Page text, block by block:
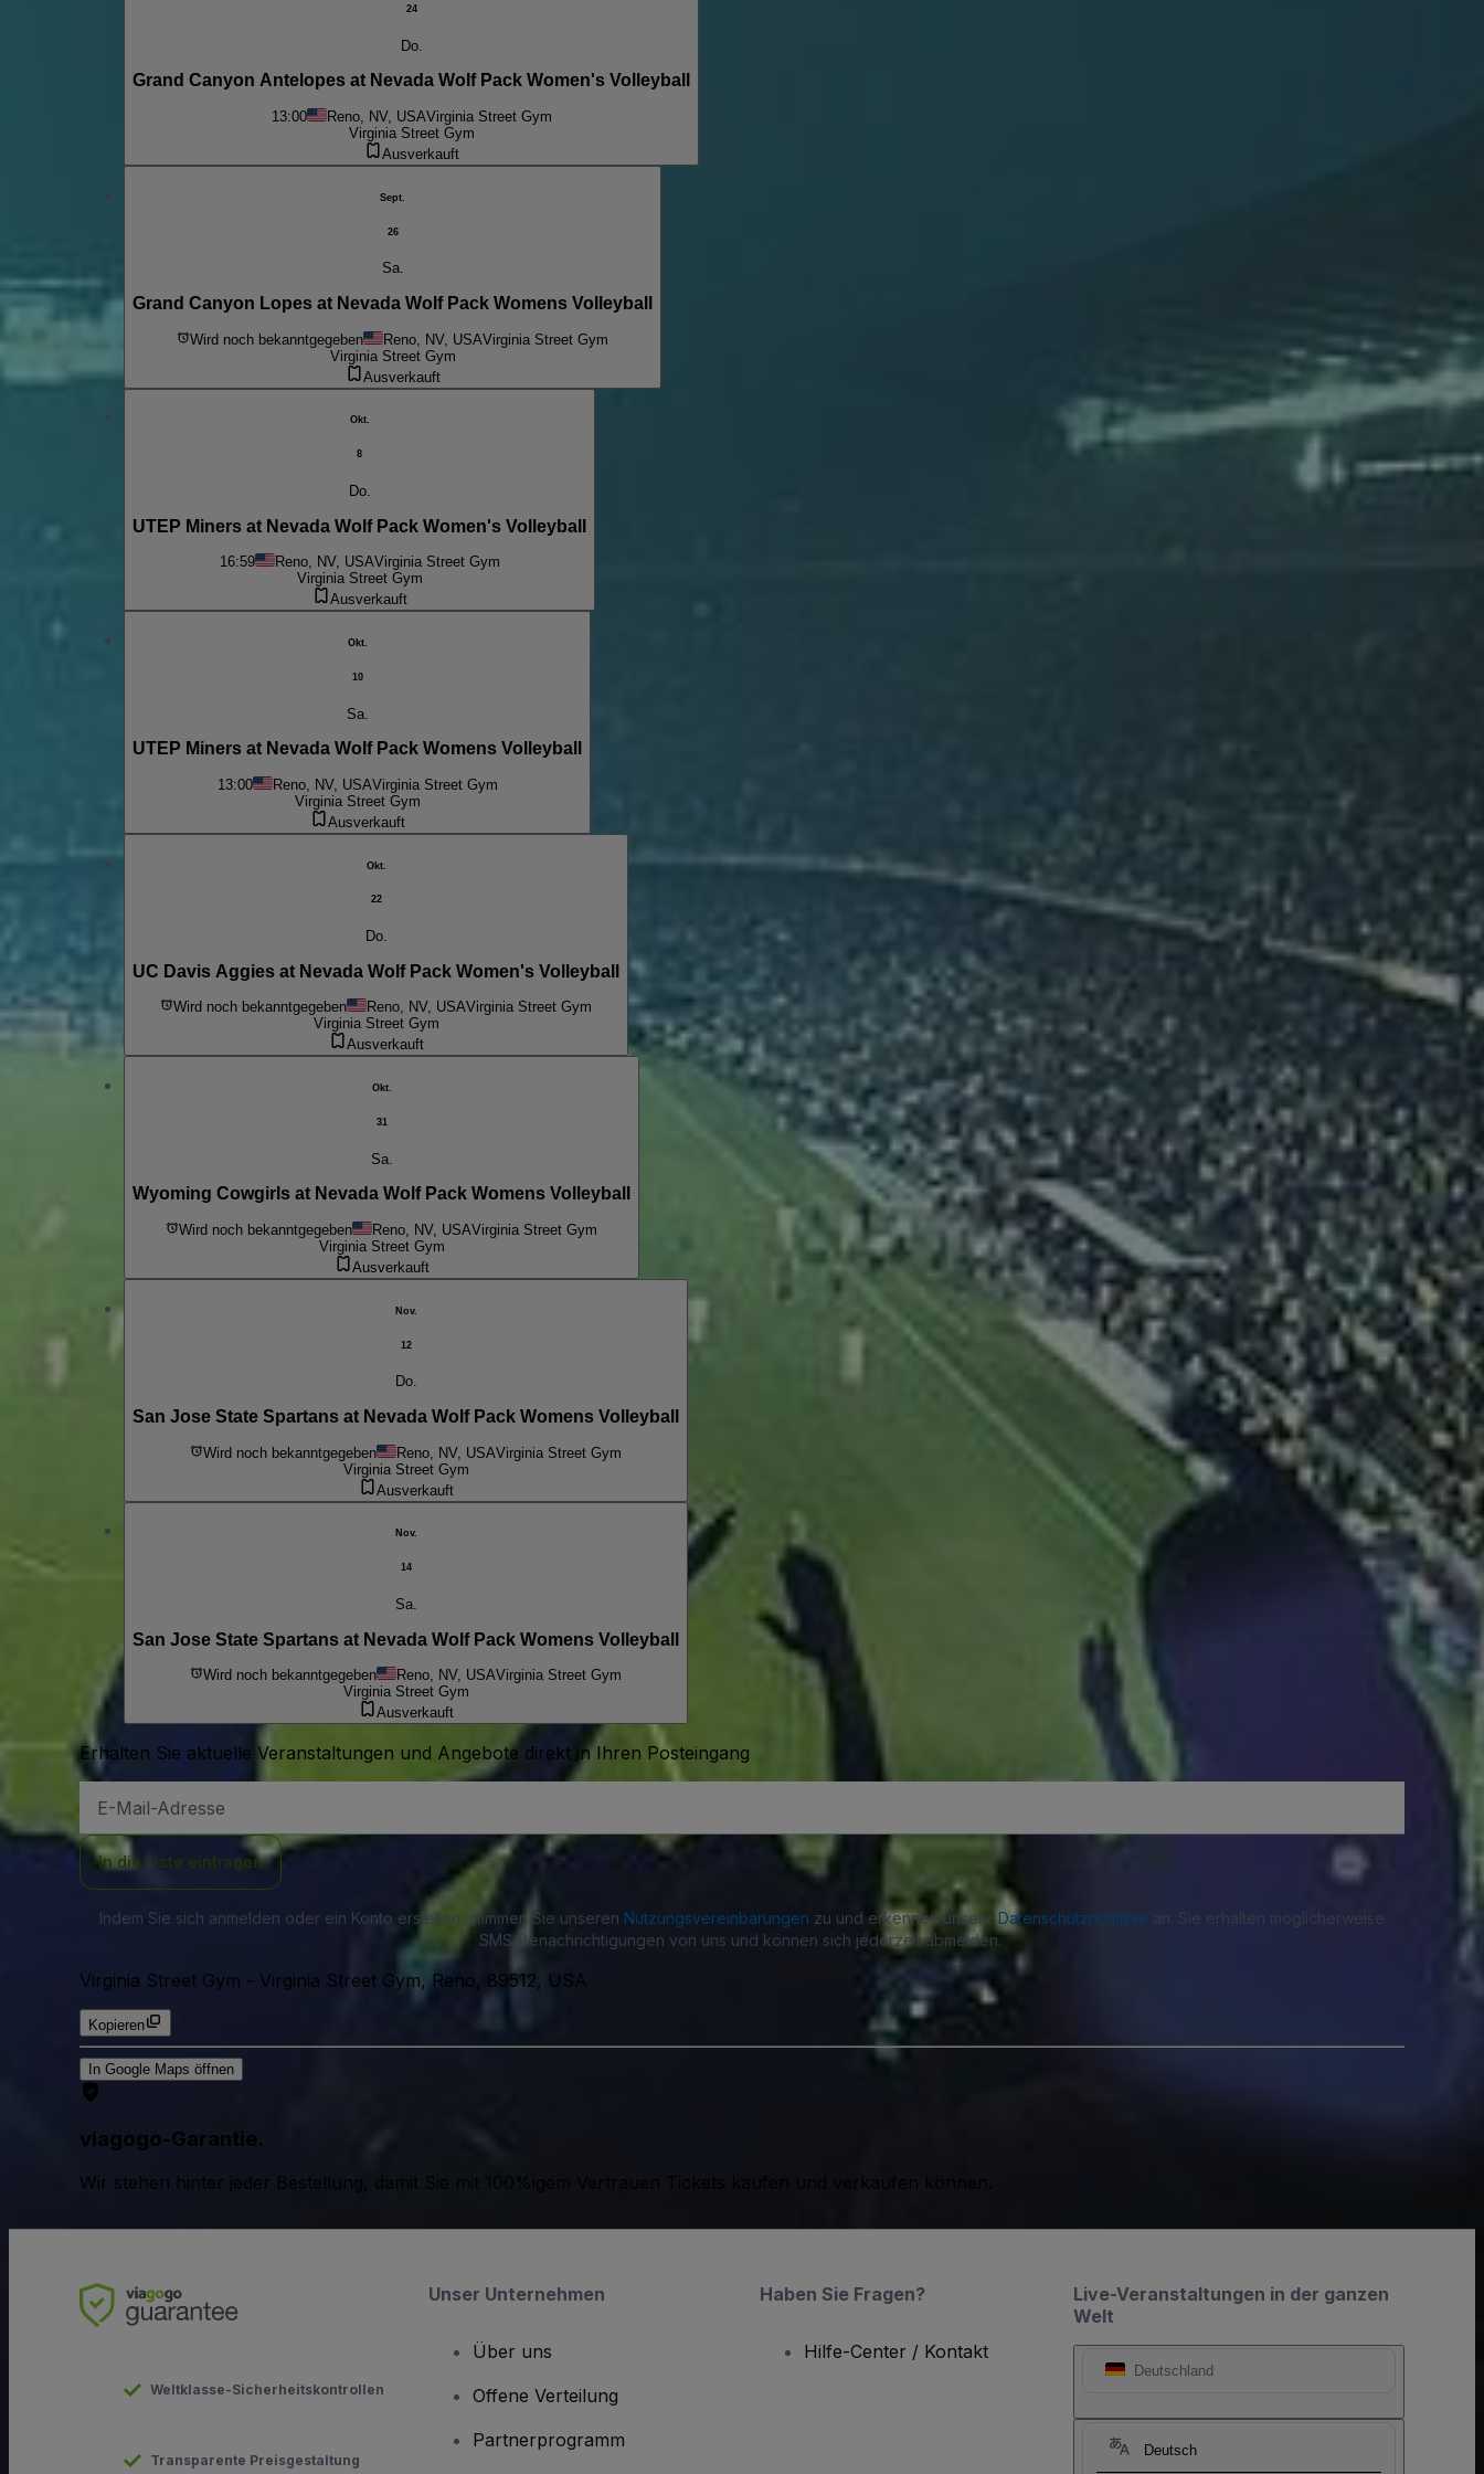
24
Do.
Grand Canyon Antelopes at Nevada Wolf Pack Women's Volleyball
13:00 Reno, NV, USAVirginia Street Gym
Virginia Street Gym
Ausverkauft
Sept.
26
Sa.
Grand Canyon Lopes at Nevada Wolf Pack Womens Volleyball
Wird noch bekanntgegeben Reno, NV, USAVirginia Street Gym
Virginia Street Gym
Ausverkauft
Okt.
8
Do.
UTEP Miners at Nevada Wolf Pack Women's Volleyball
16:59 Reno, NV, USAVirginia Street Gym
Virginia Street Gym
Ausverkauft
Okt.
10
Sa.
UTEP Miners at Nevada Wolf Pack Womens Volleyball
13:00 Reno, NV, USAVirginia Street Gym
Virginia Street Gym
Ausverkauft
Okt.
22
Do.
UC Davis Aggies at Nevada Wolf Pack Women's Volleyball
Wird noch bekanntgegeben Reno, NV, USAVirginia Street Gym
Virginia Street Gym
Ausverkauft
Okt.
31
Sa.
Wyoming Cowgirls at Nevada Wolf Pack Womens Volleyball
Wird noch bekanntgegeben Reno, NV, USAVirginia Street Gym
Virginia Street Gym
Ausverkauft
Nov.
12
Do.
San Jose State Spartans at Nevada Wolf Pack Womens Volleyball
Wird noch bekanntgegeben Reno, NV, USAVirginia Street Gym
Virginia Street Gym
Ausverkauft
Nov.
14
Sa.
San Jose State Spartans at Nevada Wolf Pack Womens Volleyball
Wird noch bekanntgegeben Reno, NV, USAVirginia Street Gym
Virginia Street Gym
Ausverkauft
Erhalten Sie aktuelle Veranstaltungen und Angebote direkt in Ihren Posteingang
Mail-
In die Liste eintragen
Indem Sie sich anmelden oder ein Konto erstellen, stimmen Sie unseren Nutzungsvereinbarungen zu und erkennen unsere Datenschutzrichtlinie an. Sie erhalten möglicherweise
SMS-Benachrichtigungen von uns und können sich jederzeit abmelden.
Virginia Street Gym - Virginia Street Gym, Reno, 89512, USA
Kopieren
In Google Maps öffnen
viagogo-Garantie.
Wir stehen hinter jeder Bestellung, damit Sie mit 100%igem Vertrauen Tickets kaufen und verkaufen können.
Live-Veranstaltungen in der ganzen
Welt
Deutschland
Deutsch
Weltklasse-Sicherheitskontrollen
Transparente Preisgestaltung
Unser Unternehmen
Über uns
Offene Verteilung
Partnerprogramm
Haben Sie Fragen?
Hilfe-Center / Kontakt